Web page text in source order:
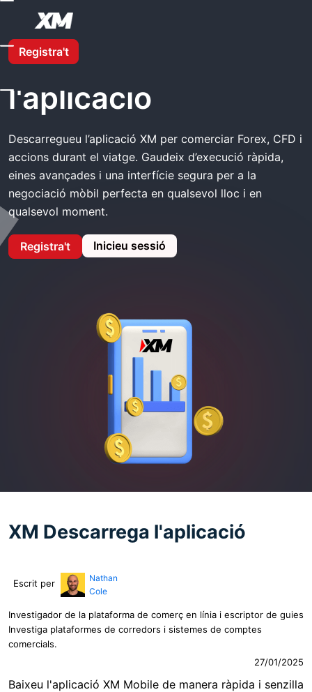
Registra't
A Casa XM Descarrega L'aplicació
XM Descarrega
l'aplicació
Descarregueu l’aplicació XM per comerciar Forex, CFD i
accions durant el viatge. Gaudeix d’execució ràpida,
eines avançades i una interfície segura per a la
negociació mòbil perfecta en qualsevol lloc i en
qualsevol moment.
Registra't Inicieu sessió
XM Descarrega l'aplicació
Escrit per
Nathan
Cole
Investigador de la plataforma de comerç en línia i escriptor de guies
Investiga plataformes de corredors i sistemes de comptes
comercials.
27/01/2025
Baixeu l'aplicació XM Mobile de manera ràpida i senzilla